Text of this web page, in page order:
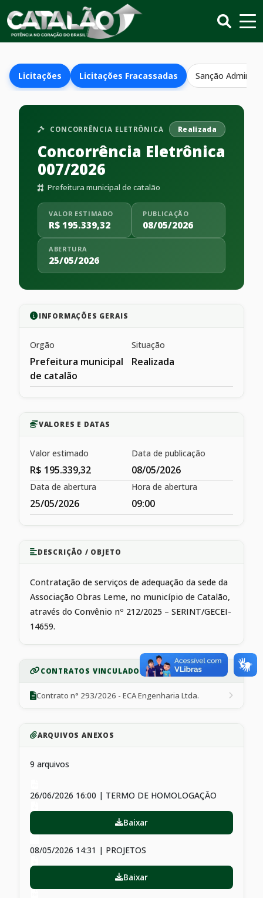
Licitações Licitações Fracassadas Sanção
CONCORRÊNCIA ELETRÔNICA Realizada
Concorrência Eletrônica
007/2026
Prefeitura municipal de catalão
VALOR ESTIMADO
R$ 195.339,32
PUBLICAÇÃO
08/05/2026
ABERTURA
25/05/2026
INFORMAÇÕES GERAIS
Orgão
Prefeitura municipal
de catalão
Situação
Realizada
VALORES E DATAS
Valor estimado
R$ 195.339,32
Data de publicação
08/05/2026
Data de abertura
25/05/2026
Hora de abertura
09:00
DESCRIÇÃO / OBJETO
Contratação de serviços de adequação da sede da
Associação Obras Leme, no município de Catalão,
através do Convênio nº 212/2025 – SERINT/GECEI-
14659.
CONTRATOS VINCULADOS
Contrato n° 293/2026 - ECA Engenharia Ltda.
ARQUIVOS ANEXOS
9 arquivos
26/06/2026 16:00 | TERMO DE HOMOLOGAÇÃO
Baixar
08/05/2026 14:31 | PROJETOS
Baixar